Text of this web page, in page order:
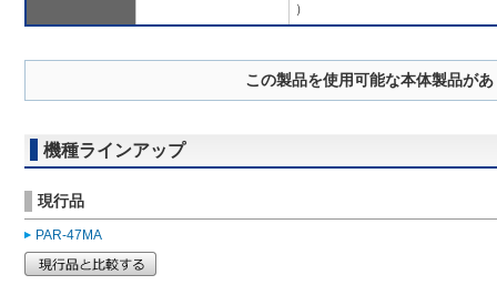
）
この製品を使用可能な本体製品が
機種ラインアップ
現行品
PAR-47MA